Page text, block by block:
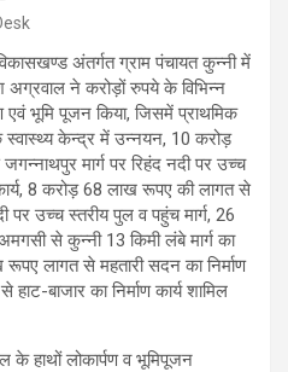
अंतर्गत ग्राम पंचायत कुन्नी में
अग्रवाल ने करोड़ों रुपये के विभिन्न
एवं भूमि पूजन किया, जिसमें प्राथमिक
स्वास्थ्य केन्द्र में उन्नयन, 10 करोड़
मार्ग पर रिहंद नदी पर उच्च
कार्य, 8 करोड़ 68 लाख रूपए की लागत से
पर उच्च स्तरीय पुल व पहुंच मार्ग, 26
से कुन्नी 13 किमी लंबे मार्ग का
लागत से महतारी सदन का निर्माण
बाजार का निर्माण कार्य शामिल